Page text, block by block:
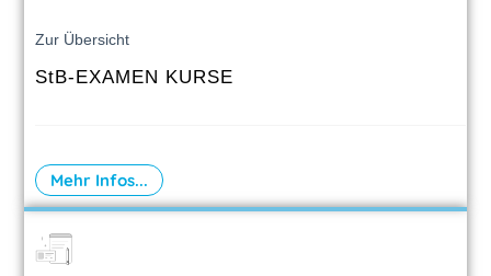
Zur Übersicht
StB-EXAMEN KURSE
Mehr Infos...